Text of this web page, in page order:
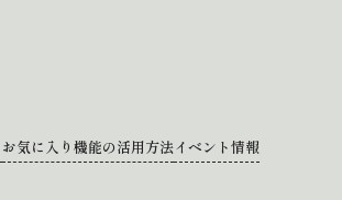
お気に入り機能の活用方法イベント情報